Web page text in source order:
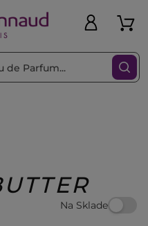
Na Sklade
Filtrovať